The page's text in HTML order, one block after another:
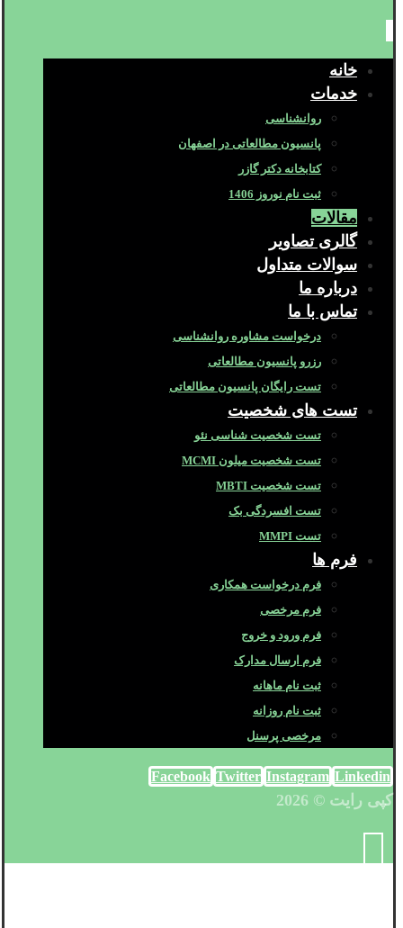
خانه
خدمات
روانشناسی
پانسیون مطالعاتی در اصفهان
کتابخانه دکتر گازر
ثبت نام نوروز 1406
مقالات
گالری تصاویر
سوالات متداول
درباره ما
تماس با ما
درخواست مشاوره روانشناسی
رزرو پانسیون مطالعاتی
تست رایگان پانسیون مطالعاتی
تست های شخصیت
تست شخصیت شناسی نئو
تست شخصیت میلون MCMI
تست شخصیت MBTI
تست افسردگی بک
تست MMPI
فرم ها
فرم درخواست همکاری
فرم مرخصی
فرم ورود و خروج
فرم ارسال مدارک
ثبت نام ماهانه
ثبت نام روزانه
مرخصی پرسنل
Facebook Twitter Instagram Linkedin
کپی رایت © 2026